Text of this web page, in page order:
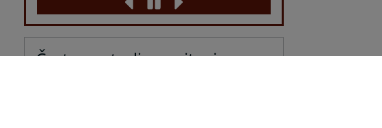
Često postavljana pitanja